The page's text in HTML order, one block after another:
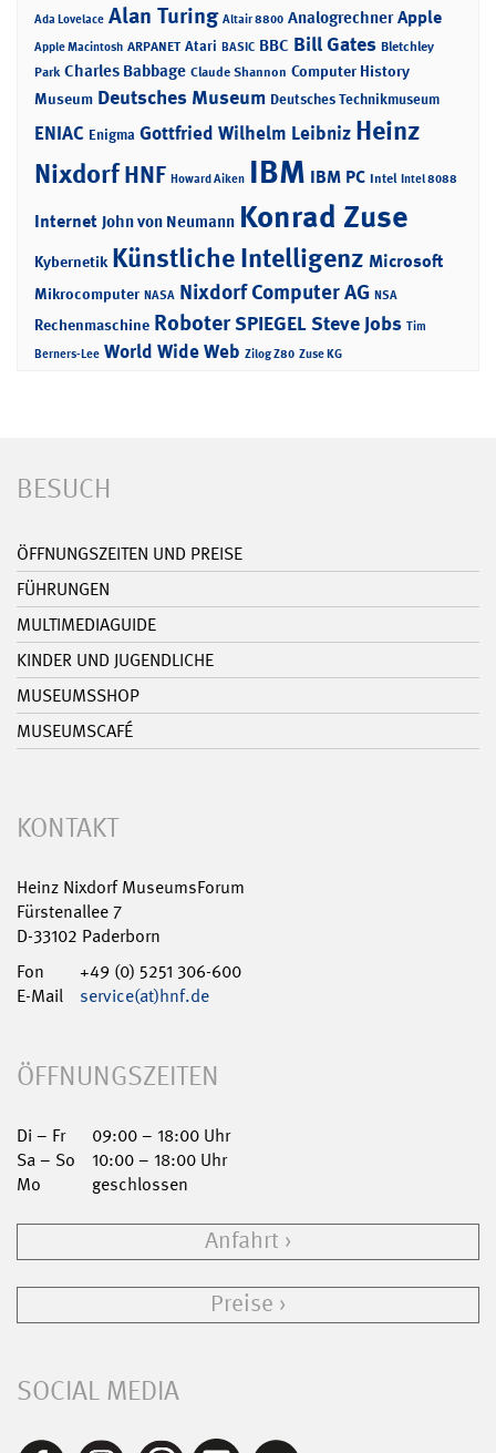
Ada Lovelace Alan Turing Altair 8800 Analogrechner Apple
Apple Macintosh ARPANET Atari BASIC BBC Bill Gates Bletchley
Park Charles Babbage Claude Shannon Computer History
Museum Deutsches Museum Deutsches Technikmuseum
ENIAC Enigma Gottfried Wilhelm Leibniz Heinz
NixdorfHNF Howard Aiken IBM IBM PC Intel Intel 8088
Internet John von Neumann Konrad Zuse
Kybernetik Künstliche Intelligenz Microsoft
Mikrocomputer NASA Nixdorf Computer AG NSA
Rechenmaschine RoboterSPIEGELSteve Jobs Tim
Berners-Lee World Wide Web Zilog Z80 Zuse KG
BESUCH
ÖFFNUNGSZEITEN UND PREISE
FÜHRUNGEN
MULTIMEDIAGUIDE
KINDER UND JUGENDLICHE
MUSEUMSSHOP
MUSEUMSCAFÉ
KONTAKT
Heinz Nixdorf MuseumsForum
Fürstenallee 7
D-33102 Paderborn
Fon
+49 (0) 5251 306-600
E-Mail
service(at)hnf.de
ÖFFNUNGSZEITEN
Di – Fr
09:00 – 18:00 Uhr
Sa – So
10:00 – 18:00 Uhr
Mo
geschlossen
Anfahrt
Preise
SOCIAL MEDIA